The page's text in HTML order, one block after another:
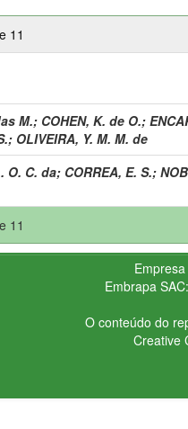
11
M.; COHEN, K. de O.;
; OLIVEIRA, Y. M. M. de
O. C. da; CORREA, E. S.;
11
Embrapa SAC:
O conteúdo do
Creative